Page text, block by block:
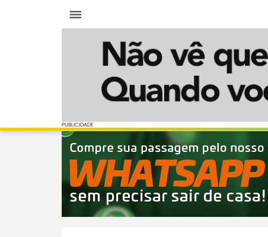
PUBLICIDADE
PUBLICIDADE